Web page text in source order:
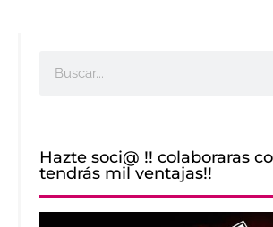
Hazte soci@ !! colaboraras
tendrás mil ventajas!!